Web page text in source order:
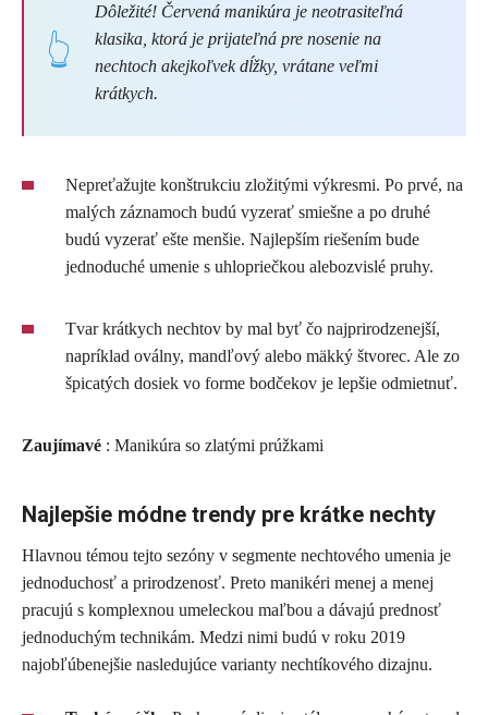
Dôležité! Červená manikúra je neotrasiteľná
klasika, ktorá je prijateľná pre nosenie na
nechtoch akejkoľvek dĺžky, vrátane veľmi
krátkych.
Nepreťažujte konštrukciu zložitými výkresmi. Po prvé, na
malých záznamoch budú vyzerať smiešne a po druhé
budú vyzerať ešte menšie. Najlepším riešením bude
jednoduché umenie s uhlopriečkou alebozvislé pruhy.
Tvar krátkych nechtov by mal byť čo najprirodzenejší,
napríklad oválny, mandľový alebo mäkký štvorec. Ale zo
špicatých dosiek vo forme bodčekov je lepšie odmietnuť.
Zaujímavé : Manikúra so zlatými prúžkami
Najlepšie módne trendy pre krátke nechty
Hlavnou témou tejto sezóny v segmente nechtového umenia je
jednoduchosť a prirodzenosť. Preto manikéri menej a menej
pracujú s komplexnou umeleckou maľbou a dávajú prednosť
jednoduchým technikám. Medzi nimi budú v roku 2019
najobľúbenejšie nasledujúce varianty nechtíkového dizajnu.